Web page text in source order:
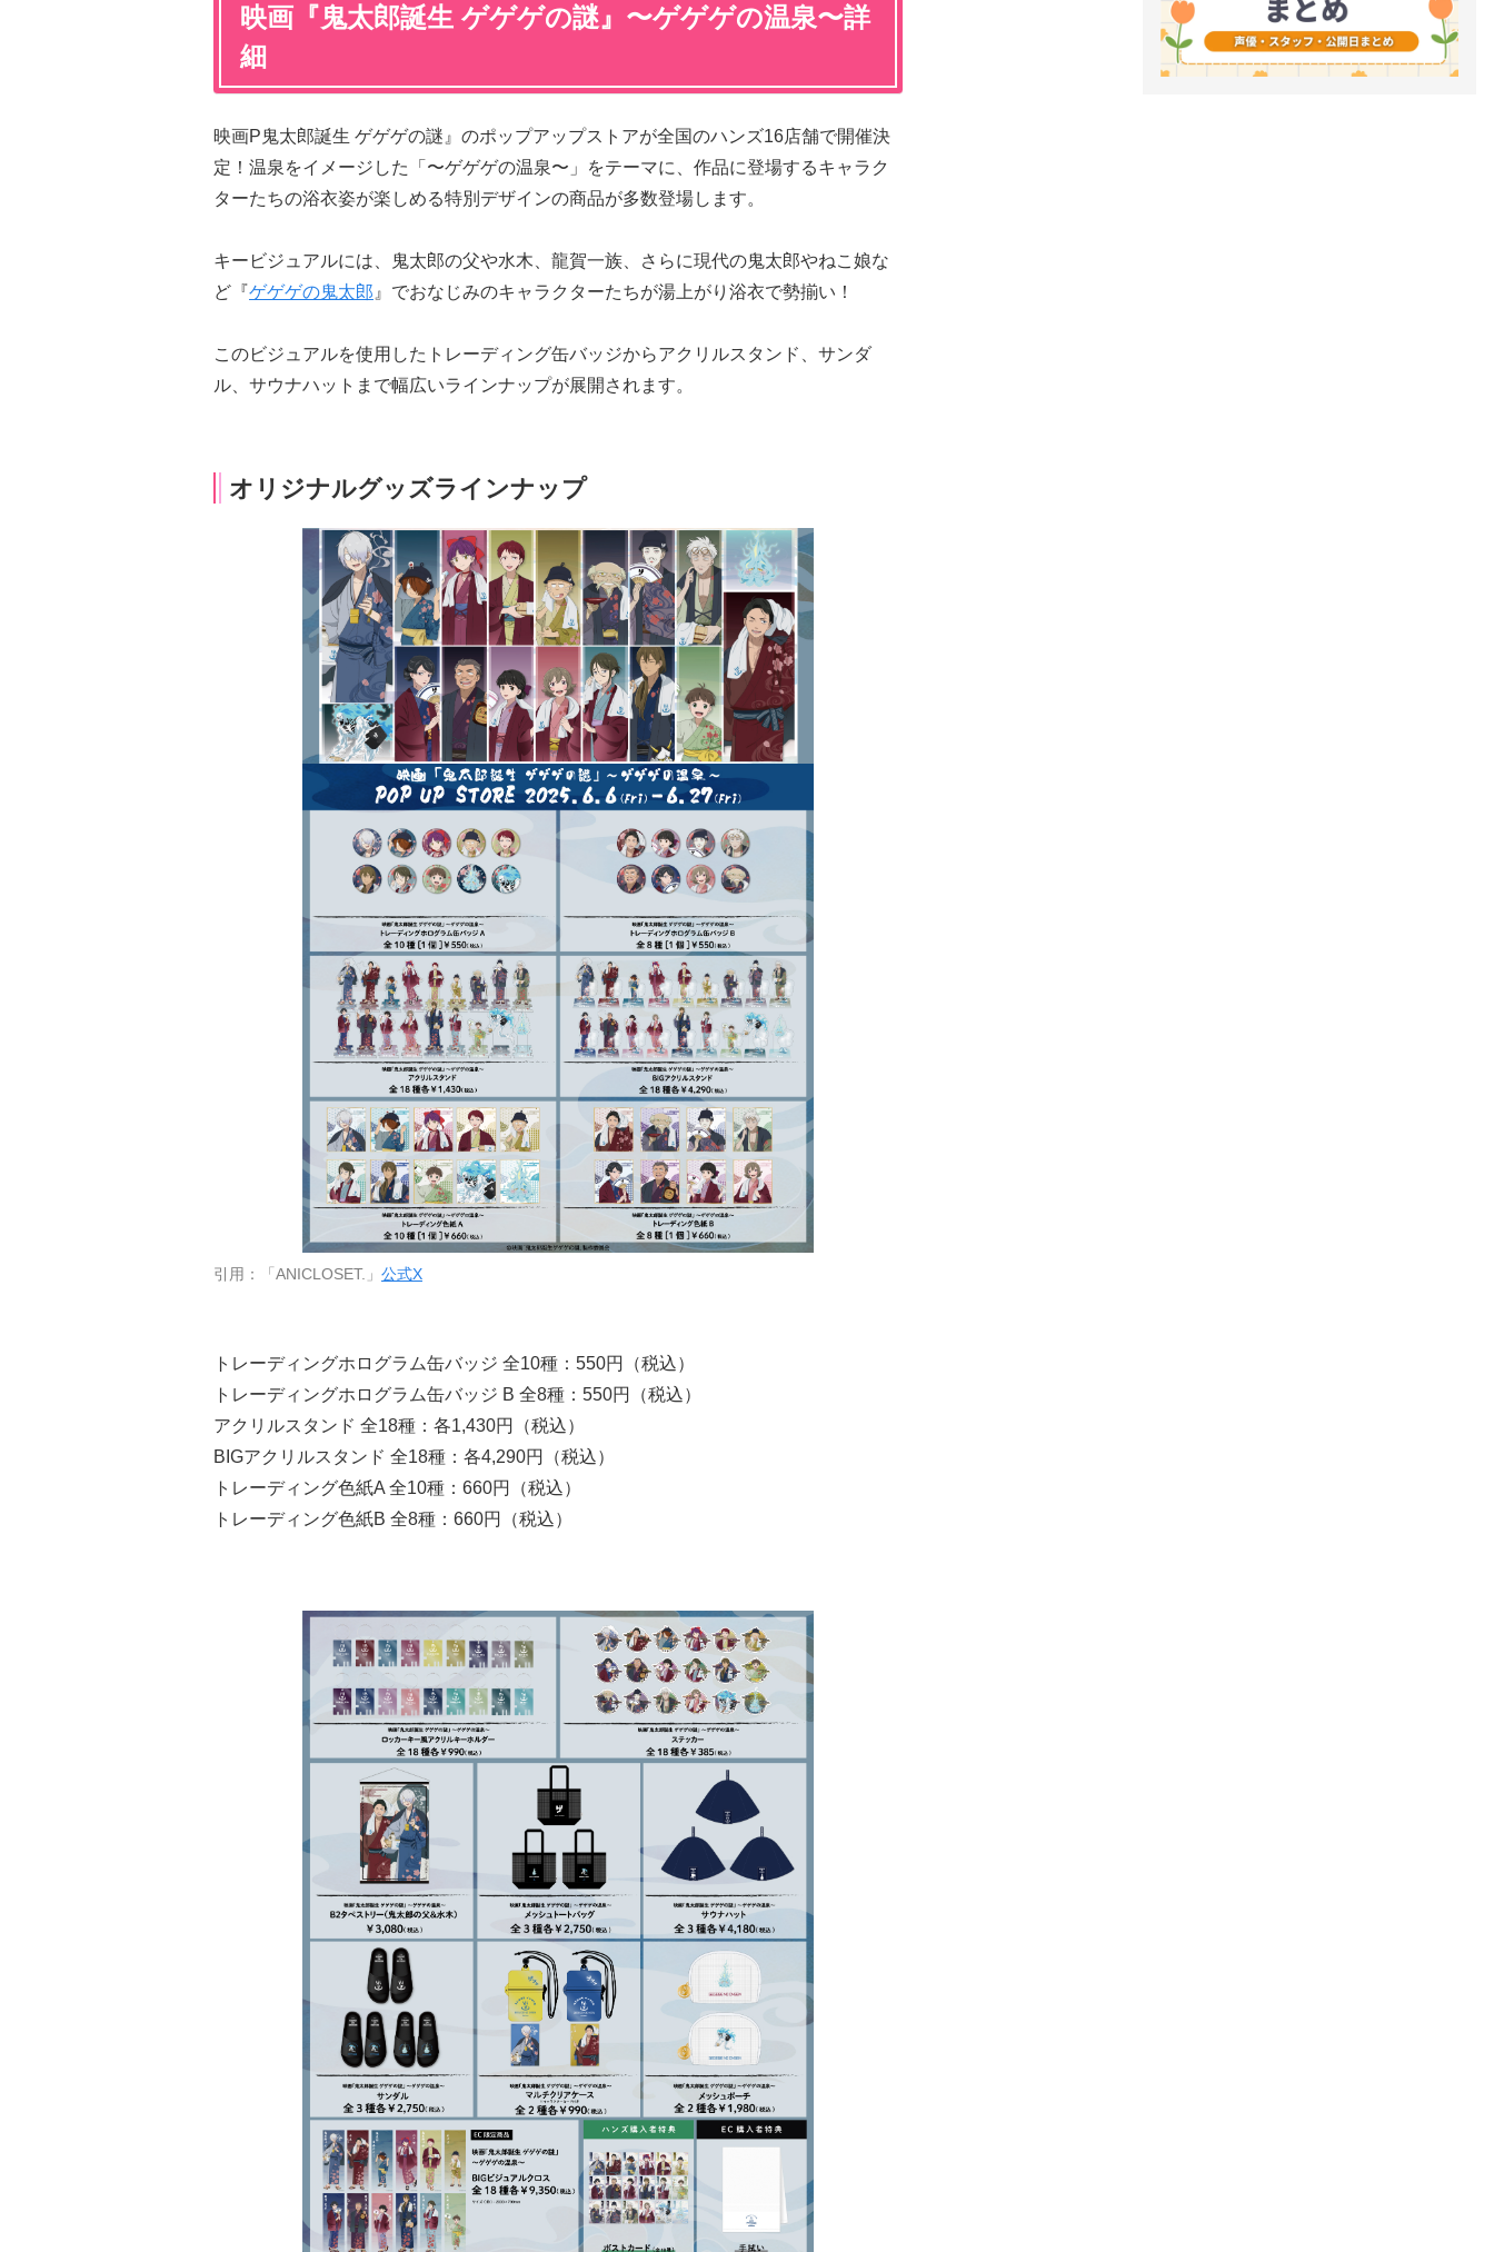
映画『鬼太郎誕生 ゲゲゲの謎』〜ゲゲゲの温泉〜詳
細
映画P鬼太郎誕生 ゲゲゲの謎』のポップアップストアが全国のハンズ16店舗で開催決
定！温泉をイメージした「〜ゲゲゲの温泉〜」をテーマに、作品に登場するキャラク
ターたちの浴衣姿が楽しめる特別デザインの商品が多数登場します。
キービジュアルには、鬼太郎の父や水木、龍賀一族、さらに現代の鬼太郎やねこ娘な
ど『ゲゲゲの鬼太郎 』でおなじみのキャラクターたちが湯上がり浴衣で勢揃い！
このビジュアルを使用したトレーディング缶バッジからアクリルスタンド、サンダ
ル、サウナハットまで幅広いラインナップが展開されます。
オリジナルグッズラインナップ
引用：「ANICLOSET.」 公式X
トレーディングホログラム缶バッジ 全10種：550円（税込）
トレーディングホログラム缶バッジ B 全8種：550円（税込）
アクリルスタンド 全18種：各1,430円（税込）
BIGアクリルスタンド 全18種：各4,290円（税込）
トレーディング色紙A 全10種：660円（税込）
トレーディング色紙B 全8種：660円（税込）